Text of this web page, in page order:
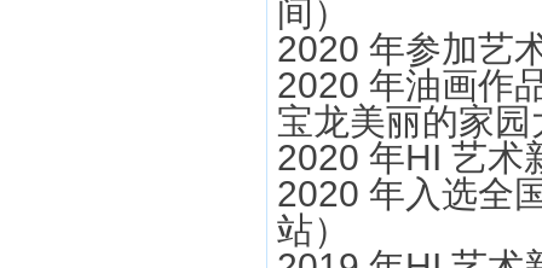
间）
2020 年参加艺
2020 年油画作
宝龙美丽的家
2020 年HI 艺术
2020 年入选全
站）